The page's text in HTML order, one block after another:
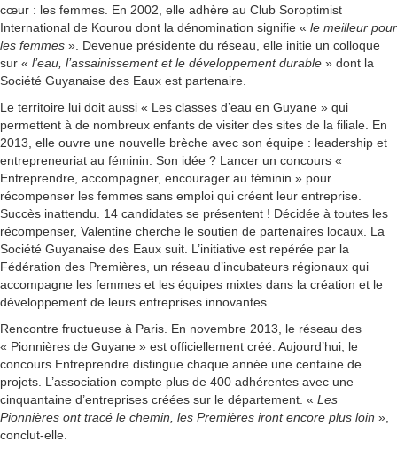
cœur : les femmes. En 2002, elle adhère au Club Soroptimist
International de Kourou dont la dénomination signifie « le meilleur pour
les femmes ». Devenue présidente du réseau, elle initie un colloque
sur « l’eau, l’assainissement et le développement durable » dont la
Société Guyanaise des Eaux est partenaire.
Le territoire lui doit aussi « Les classes d’eau en Guyane » qui
permettent à de nombreux enfants de visiter des sites de la filiale. En
2013, elle ouvre une nouvelle brèche avec son équipe : leadership et
entrepreneuriat au féminin. Son idée ? Lancer un concours «
Entreprendre, accompagner, encourager au féminin » pour
récompenser les femmes sans emploi qui créent leur entreprise.
Succès inattendu. 14 candidates se présentent ! Décidée à toutes les
récompenser, Valentine cherche le soutien de partenaires locaux. La
Société Guyanaise des Eaux suit. L’initiative est repérée par la
Fédération des Premières, un réseau d’incubateurs régionaux qui
accompagne les femmes et les équipes mixtes dans la création et le
développement de leurs entreprises innovantes.
Rencontre fructueuse à Paris. En novembre 2013, le réseau des
« Pionnières de Guyane » est officiellement créé. Aujourd’hui, le
concours Entreprendre distingue chaque année une centaine de
projets. L’association compte plus de 400 adhérentes avec une
cinquantaine d’entreprises créées sur le département. « Les
Pionnières ont tracé le chemin, les Premières iront encore plus loin »,
conclut-elle.